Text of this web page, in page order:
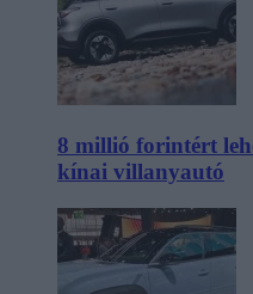
8 millió forintért
kínai villanyautó